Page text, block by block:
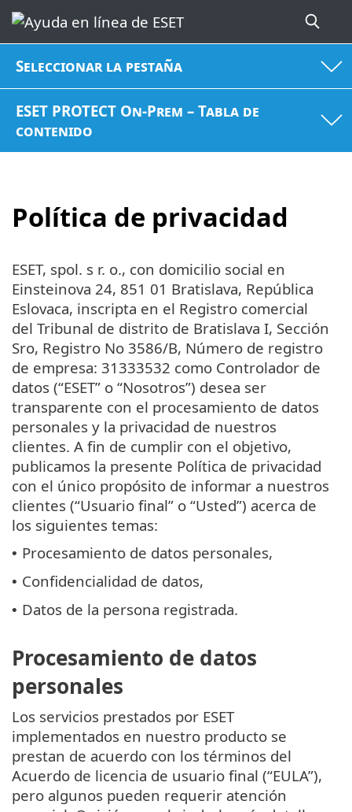
Seleccionar la pestaña
ESET PROTECT On-Prem – Tabla de
contenido
Política de privacidad
ESET, spol. s r. o., con domicilio social en
Einsteinova 24, 851 01 Bratislava, República
Eslovaca, inscripta en el Registro comercial
del Tribunal de distrito de Bratislava I, Sección
Sro, Registro No 3586/B, Número de registro
de empresa: 31333532 como Controlador de
datos (“ESET” o “Nosotros”) desea ser
transparente con el procesamiento de datos
personales y la privacidad de nuestros
clientes. A fin de cumplir con el objetivo,
publicamos la presente Política de privacidad
con el único propósito de informar a nuestros
clientes (“Usuario final” o “Usted”) acerca de
los siguientes temas:
• Procesamiento de datos personales,
• Confidencialidad de datos,
• Datos de la persona registrada.
Procesamiento de datos
personales
Los servicios prestados por ESET
implementados en nuestro producto se
prestan de acuerdo con los términos del
Acuerdo de licencia de usuario final (“EULA”),
pero algunos pueden requerir atención